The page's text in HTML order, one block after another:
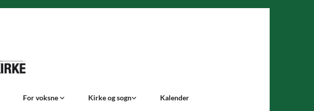
For voksne Kirke og sogn Kalender